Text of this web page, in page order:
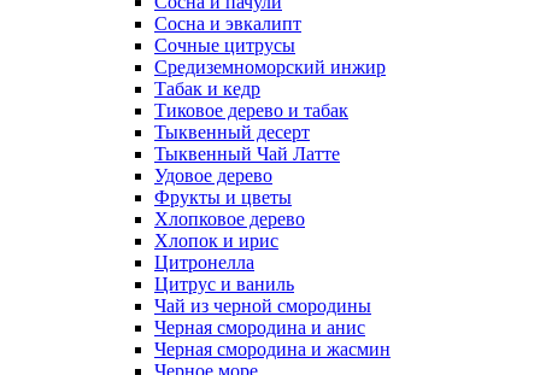
Сосна и эвкалипт
Сочные цитрусы
Средиземноморский инжир
Табак и кедр
Тиковое дерево и табак
Тыквенный десерт
Тыквенный Чай Латте
Удовое дерево
Фрукты и цветы
Хлопковое дерево
Хлопок и ирис
Цитронелла
Цитрус и ваниль
Чай из черной смородины
Черная смородина и анис
Черная смородина и жасмин
Черное море